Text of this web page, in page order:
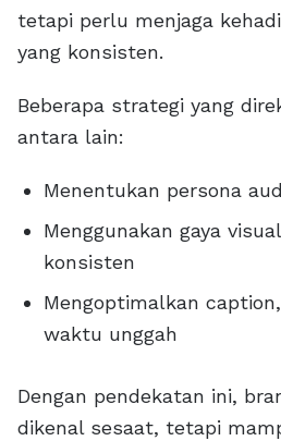
tetapi perlu menjaga
yang konsisten.
Beberapa strategi yang
antara lain:
Menentukan persona
Menggunakan gaya
konsisten
Mengoptimalkan
waktu unggah
Dengan pendekatan ini,
dikenal sesaat, tetapi